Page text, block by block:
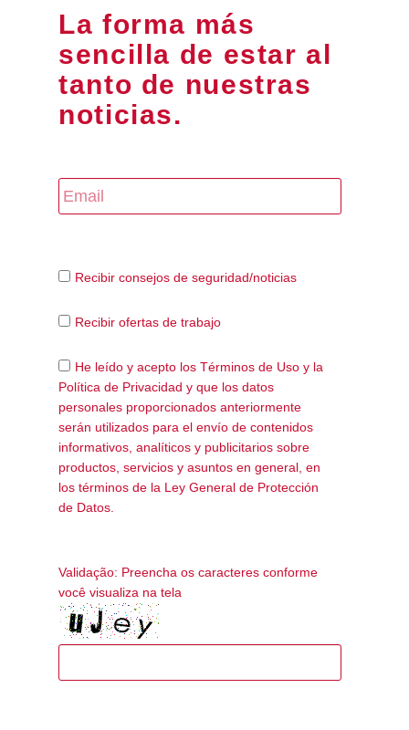
La forma más
sencilla de estar al
tanto de nuestras
noticias.
Recibir consejos de seguridad/noticias
Recibir ofertas de trabajo
He leído y acepto los Términos de Uso y la
Política de Privacidad y que los datos
personales proporcionados anteriormente
serán utilizados para el envío de contenidos
informativos, analíticos y publicitarios sobre
productos, servicios y asuntos en general, en
los términos de la Ley General de Protección
de Datos.
Validação: Preencha os caracteres conforme
você visualiza na tela